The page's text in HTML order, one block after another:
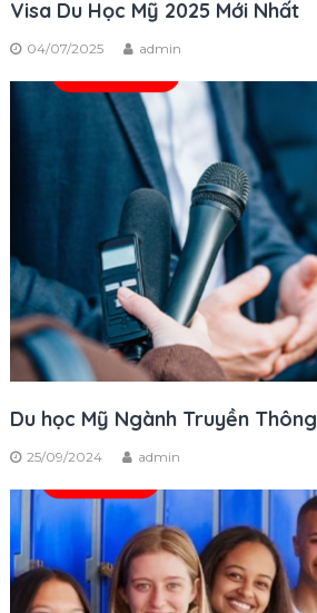
Visa Du Học Mỹ 2025 Mới Nhất
04/07/2025 admin
Du học Mỹ Ngành Truyền Thông
25/09/2024 admin